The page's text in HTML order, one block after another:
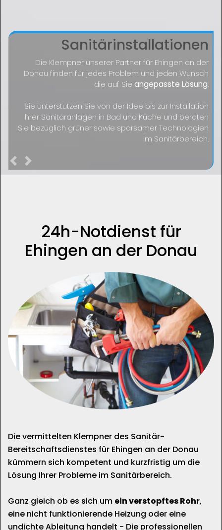
Sanitärinstallationen
Die Klempner unserer Partner für Ehingen an der
Donau finden für jedes Problem und jeden Wunsch
die auf Sieangepasste Lösung.
Sie unterstützen Sie von der Idee bis zur Installation
Ihrer Sanitäranlagen in Bad und Küche und beraten
Sie bezüglich grüner sowie sparsamer Technologien
im Sanitärbereich.
Previous
24h-Notdienst für
Ehingen an der Donau
Die vermittelten Klempner des Sanitär-
Bereitschaftsdienstes für Ehingen an der Donau
kümmern sich kompetent und kurzfristig um die
Lösung Ihrer Probleme im Sanitärbereich.
Ganz gleich ob es sich um ein verstopftes Rohr,
eine nicht funktionierende Heizung oder eine
undichte Ableitung handelt - Die professionellen